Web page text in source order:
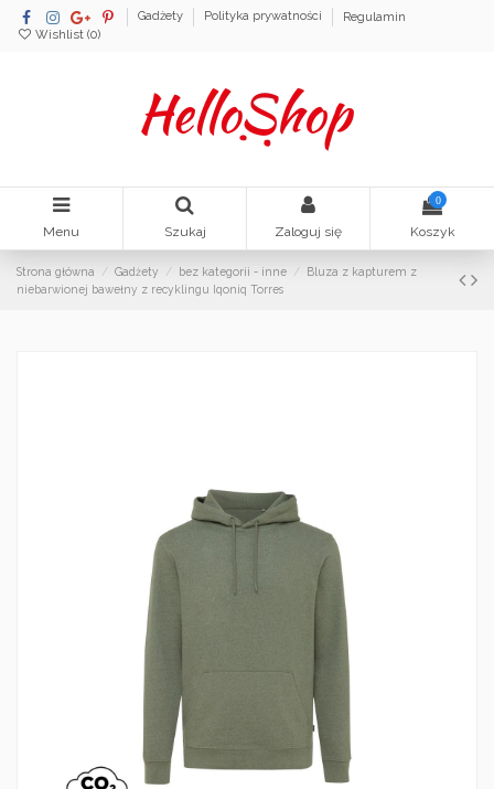
Gadżety Polityka prywatności
Regulamin
Wishlist (0)
Menu Szukaj Zaloguj się
0
Koszyk
Strona główna Gadżety bez kategorii - inne
Bluza z kapturem z
niebarwionej bawełny z recyklingu Iqoniq Torres